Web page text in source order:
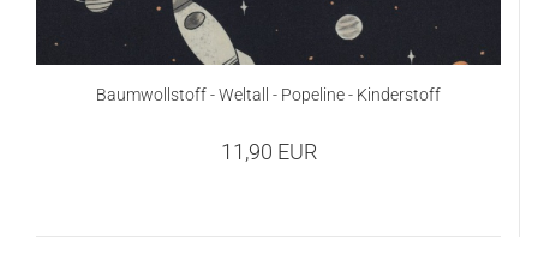
Baumwollstoff - Weltall - Popeline - Kinderstoff
11,90 EUR